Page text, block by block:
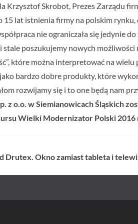
Krzysztof Skrobot, Prezes Zarządu
15 lat istnienia firmy na polskim
nie ograniczała się jedynie
stale poszukujemy nowych
które można interpretować na
bardzo dobre produkty, które
rozwijamy się i to one będą nam
z o.o. w Siemianowicach Śląskich
Wielki Modernizator Polski 2016
Drutex. Okno zamiast tableta i